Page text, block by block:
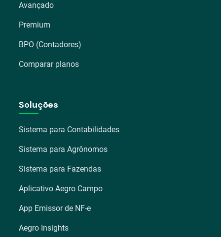
Avançado
Premium
BPO (Contadores)
Comparar planos
Soluções
Sistema para Contabilidades
Sistema para Agrônomos
Sistema para Fazendas
Aplicativo Aegro Campo
App Emissor de NF-e
Aegro Insights